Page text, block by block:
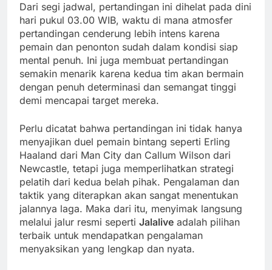
Dari segi jadwal, pertandingan ini dihelat pada dini
hari pukul 03.00 WIB, waktu di mana atmosfer
pertandingan cenderung lebih intens karena
pemain dan penonton sudah dalam kondisi siap
mental penuh. Ini juga membuat pertandingan
semakin menarik karena kedua tim akan bermain
dengan penuh determinasi dan semangat tinggi
demi mencapai target mereka.
Perlu dicatat bahwa pertandingan ini tidak hanya
menyajikan duel pemain bintang seperti Erling
Haaland dari Man City dan Callum Wilson dari
Newcastle, tetapi juga memperlihatkan strategi
pelatih dari kedua belah pihak. Pengalaman dan
taktik yang diterapkan akan sangat menentukan
jalannya laga. Maka dari itu, menyimak langsung
melalui jalur resmi seperti Jalalive adalah pilihan
terbaik untuk mendapatkan pengalaman
menyaksikan yang lengkap dan nyata.